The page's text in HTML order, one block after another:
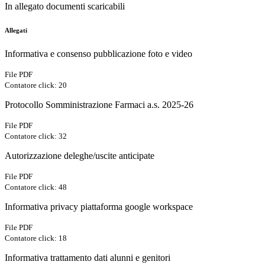
In allegato documenti scaricabili
Allegati
Informativa e consenso pubblicazione foto e video
File PDF
Contatore click: 20
Protocollo Somministrazione Farmaci a.s. 2025-26
File PDF
Contatore click: 32
Autorizzazione deleghe/uscite anticipate
File PDF
Contatore click: 48
Informativa privacy piattaforma google workspace
File PDF
Contatore click: 18
Informativa trattamento dati alunni e genitori